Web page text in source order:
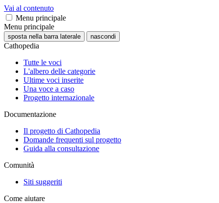
Vai al contenuto
Menu principale
Menu principale
sposta nella barra laterale nascondi
Cathopedia
Tutte le voci
L'albero delle categorie
Ultime voci inserite
Una voce a caso
Progetto internazionale
Documentazione
Il progetto di Cathopedia
Domande frequenti sul progetto
Guida alla consultazione
Comunità
Siti suggeriti
Come aiutare